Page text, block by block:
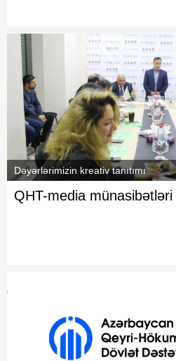
Dəyərlərimizin kreativ tanıtımı
QHT-media